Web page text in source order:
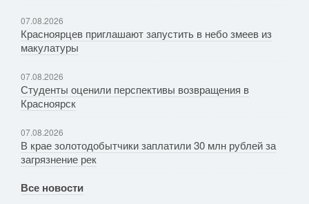
07.08.2026
Красноярцев приглашают запустить в небо змеев из
макулатуры
07.08.2026
Студенты оценили перспективы возвращения в
Красноярск
07.08.2026
В крае золотодобытчики заплатили 30 млн рублей за
загрязнение рек
Все новости